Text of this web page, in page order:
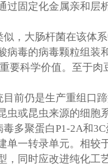
过固定化金属亲和层
，大肠杆菌在该体
病毒的病毒颗粒组
要科学价值。至于
前仍是生产重组口
虫或昆虫来源的细胞
多聚蛋白P1-2A和
单一转录单元。相
，同时应改进纯化工